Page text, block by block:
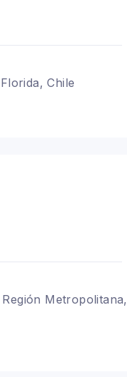
Chile
Metropolitana,